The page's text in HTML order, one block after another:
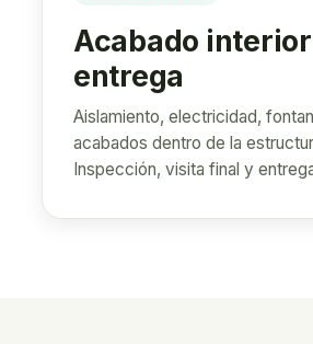
Acabado
entrega
Aislamiento, electricidad,
acabados dentro de la
Inspección, visita final y